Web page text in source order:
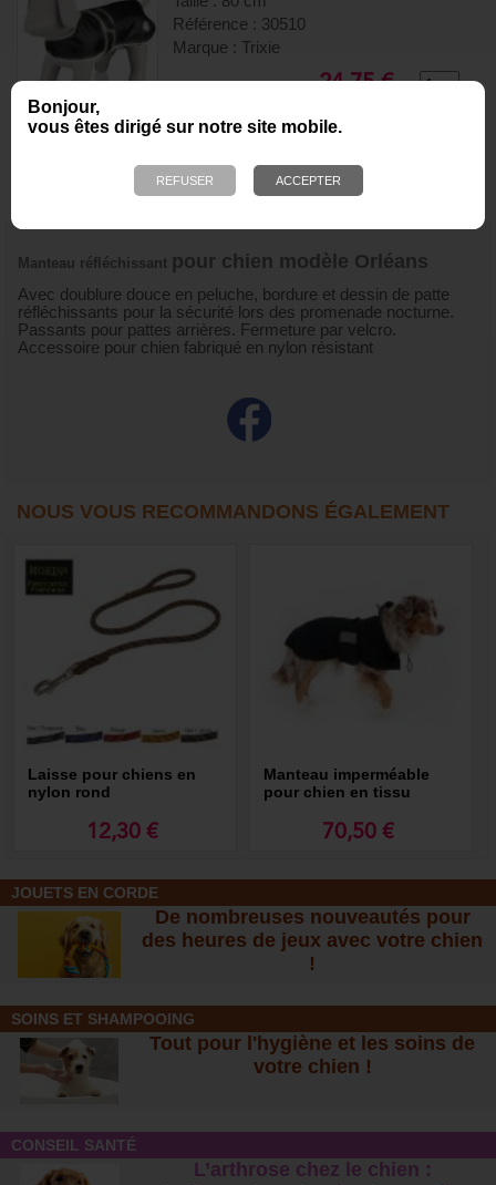
Bonjour,
vous êtes dirigé sur notre site mobile.
Référence : 30510
Marque : Trixie
24,75 €
DESCRIPTION
Manteau réfléchissant pour chien modèle Orléans
Avec doublure douce en peluche, bordure et dessin de patte
réfléchissants pour la sécurité lors des promenade nocturne.
Passants pour pattes arrières. Fermeture par velcro.
Accessoire pour chien fabriqué en nylon résistant
NOUS VOUS RECOMMANDONS ÉGALEMENT
Laisse pour chiens en
nylon rond
12,30 €
Manteau imperméable
pour chien en tissu
70,50 €
JOUETS EN CORDE
De nombreuses nouveautés pour
des heures de jeux avec votre chien
!
SOINS ET SHAMPOOING
Tout pour l'hygiène et les soins de
votre chien !
CONSEIL SANTÉ
L’arthrose chez le chien :